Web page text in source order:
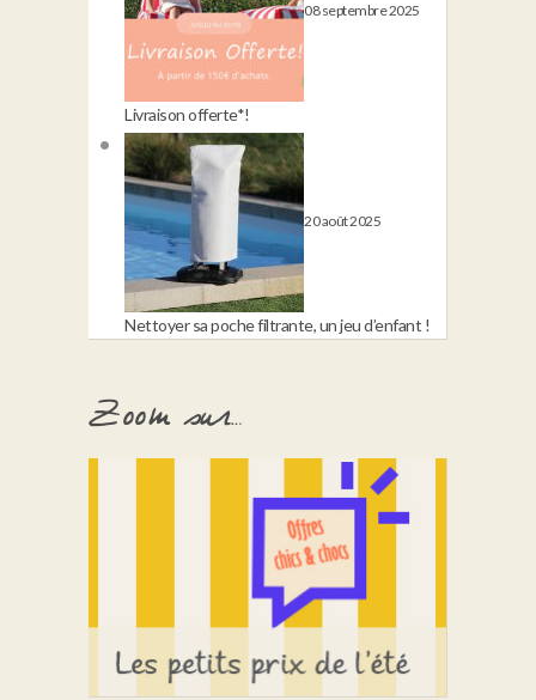
08 septembre 2025
Livraison offerte*!
20 août 2025
Nettoyer sa poche filtrante, un jeu d’enfant !
Zoom sur…